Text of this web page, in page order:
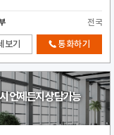
전국
보기 통화하기
언제든지 상담가능